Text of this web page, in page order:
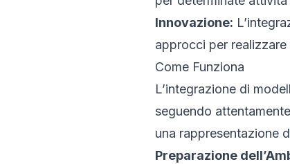
Innovazione:
approcci per realizzare
Come Funziona
L’integrazione di
seguendo
una rappresentazione
Preparazione